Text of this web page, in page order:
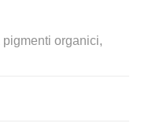
pigmenti organici,